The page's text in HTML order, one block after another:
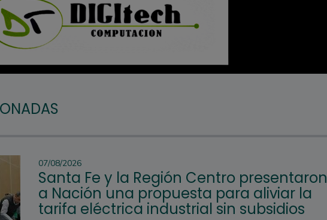
07/08/2026
Santa Fe y la Región Centro presentaron
a Nación una propuesta para aliviar la
tarifa eléctrica industrial sin subsidios